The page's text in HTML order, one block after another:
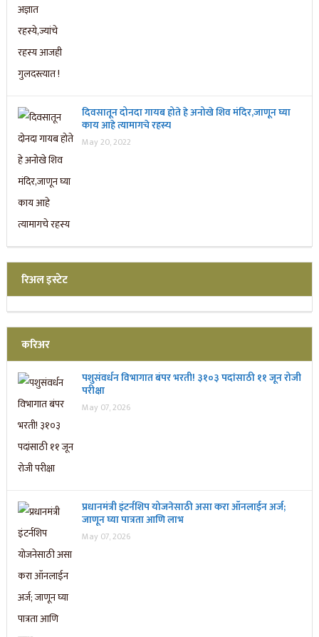
दिवसातून दोनदा गायब होते हे अनोखे शिव मंदिर,जाणून घ्या
काय आहे त्यामागचे रहस्य
May 20, 2022
रिअल इस्टेट
करिअर
पशुसंवर्धन विभागात बंपर भरती! ३१०३ पदांसाठी ११ जून रोजी
परीक्षा
May 07, 2026
प्रधानमंत्री इंटर्नशिप योजनेसाठी असा करा ऑनलाईन अर्ज;
जाणून घ्या पात्रता आणि लाभ
May 07, 2026